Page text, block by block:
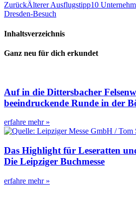
ZurückÄlterer Ausflugstipp10
Dresden-Besuch
Inhaltsverzeichnis
Ganz neu für dich erkundet
Auf in die Dittersbacher
beeindruckende Runde in der
erfahre mehr »
Das Highlight für Leseratten
Die Leipziger Buchmesse
erfahre mehr »